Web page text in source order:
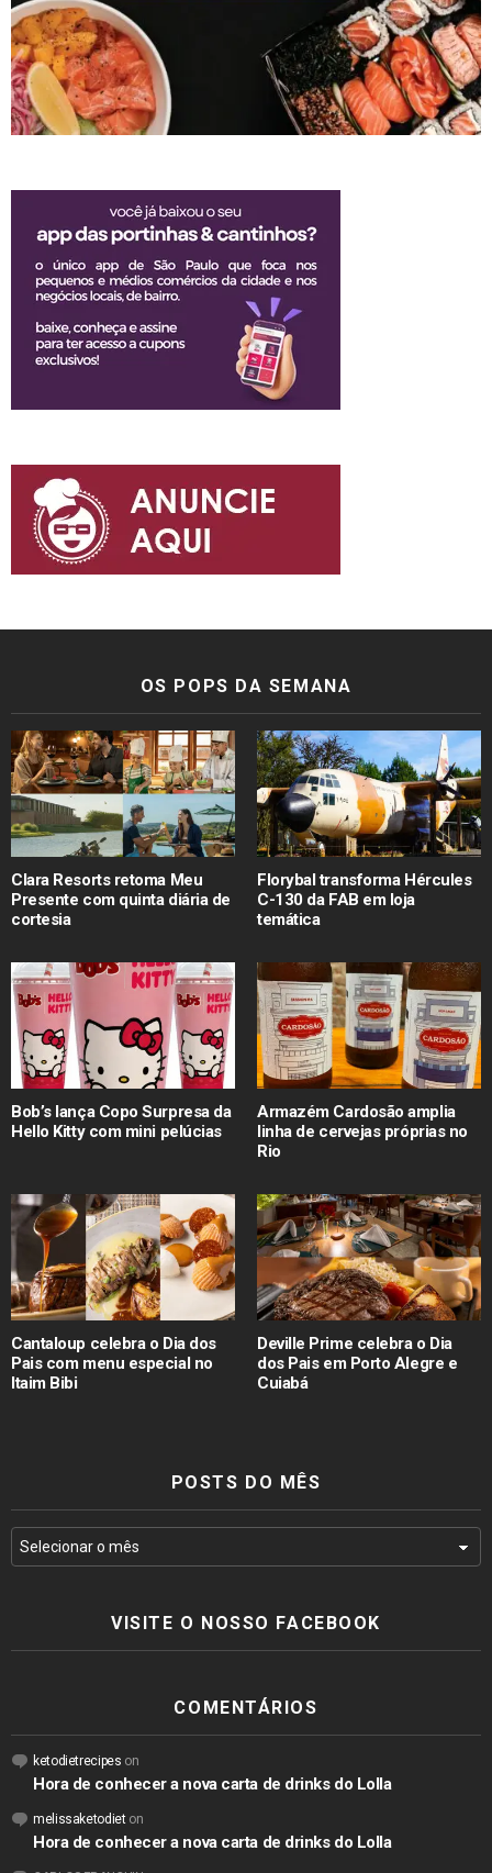
OS POPS DA SEMANA
Clara Resorts retoma Meu
Presente com quinta diária de
cortesia
Florybal transforma Hércules
C-130 da FAB em loja
temática
Bob’s lança Copo Surpresa da
Hello Kitty com mini pelúcias
Armazém Cardosão amplia
linha de cervejas próprias no
Rio
Cantaloup celebra o Dia dos
Pais com menu especial no
Itaim Bibi
Deville Prime celebra o Dia
dos Pais em Porto Alegre e
Cuiabá
POSTS DO MÊS
VISITE O NOSSO FACEBOOK
COMENTÁRIOS
ketodietrecipes on
Hora de conhecer a nova carta de drinks do Lolla
melissaketodieton
Hora de conhecer a nova carta de drinks do Lolla